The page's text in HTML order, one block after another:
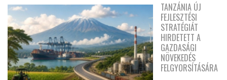
TANZÁNIA ÚJ
FEJLESZTÉSI
STRATÉGIÁT
HIRDETETT A
GAZDASÁGI
NÖVEKEDÉS
FELGYORSÍTÁSÁRA